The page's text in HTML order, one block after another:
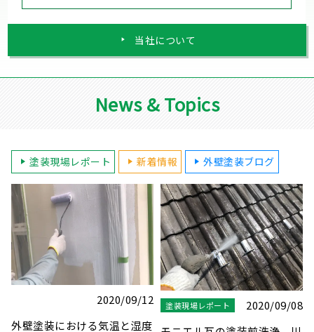
当社について
News & Topics
塗装現場レポート 新着情報 外壁塗装ブログ
2024/11/08
塗装現場レポート
2020/10/15